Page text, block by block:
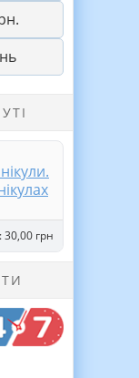
30,00 грн